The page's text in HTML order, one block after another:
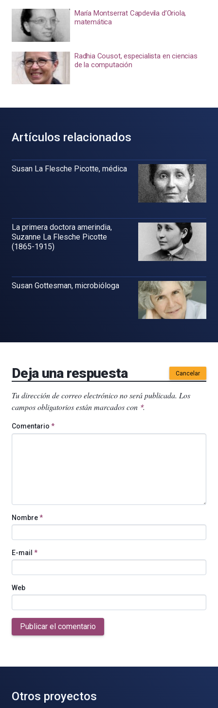
María Montserrat Capdevila d’Oriola,
matemática
Radhia Cousot, especialista en ciencias
de la computación
Artículos relacionados
Susan La Flesche Picotte, médica
La primera doctora amerindia,
Suzanne La Flesche Picotte
(1865-1915)
Susan Gottesman, microbióloga
Deja una respuesta Cancelar
Tu dirección de correo electrónico no será publicada. Los
campos obligatorios están marcados con *.
Comentario *
Nombre*
E-mail *
Web
Publicar el comentario
Otros proyectos